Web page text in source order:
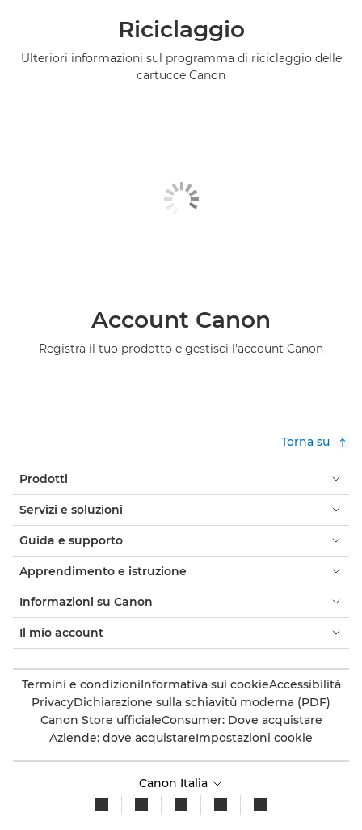
Riciclaggio
Ulteriori informazioni sul programma di riciclaggio delle
cartucce Canon
Account Canon
Registra il tuo prodotto e gestisci l'account Canon
Torna su
Prodotti
Servizi e soluzioni
Guida e supporto
Apprendimento e istruzione
Informazioni su Canon
Il mio account
Termini e condizioniInformativa sui cookieAccessibilità
PrivacyDichiarazione sulla schiavitù moderna (PDF)
Canon Store ufficialeConsumer: Dove acquistare
Aziende: dove acquistareImpostazioni cookie
Canon Italia